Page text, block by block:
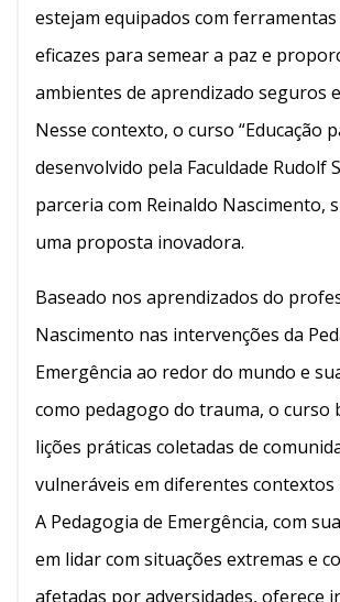
estejam equipados com
eficazes para semear a paz e
ambientes de aprendizado seguros
Nesse contexto, o curso “Educação
desenvolvido pela Faculdade Rudolf
parceria com Reinaldo Nascimento,
uma proposta inovadora.
Baseado nos aprendizados do
Nascimento nas intervenções da
Emergência ao redor do mundo e
como pedagogo do trauma, o curso
lições práticas coletadas de
vulneráveis em diferentes
A Pedagogia de Emergência, com
em lidar com situações extremas e
afetadas por adversidades, oferece